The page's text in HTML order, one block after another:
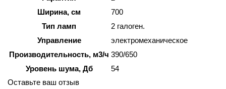
Ширина, см
700
Тип ламп
2 галоген.
Управление
электромеханическое
Производительность, м3/ч 390/650
Уровень шума, Дб
54
Оставьте ваш отзыв